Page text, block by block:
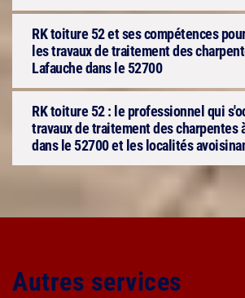
RK toiture 52 et ses compétences
les travaux de traitement des
Lafauche dans le 52700
RK toiture 52 : le professionnel qui
travaux de traitement des charpentes
dans le 52700 et les localités
Autres services